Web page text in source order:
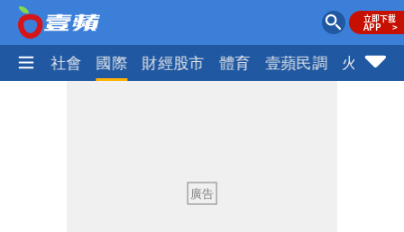
政治 社會 國際 財經股市 體育 壹蘋民調 火線話
悲傷父親節！超級球星梅西之父病逝